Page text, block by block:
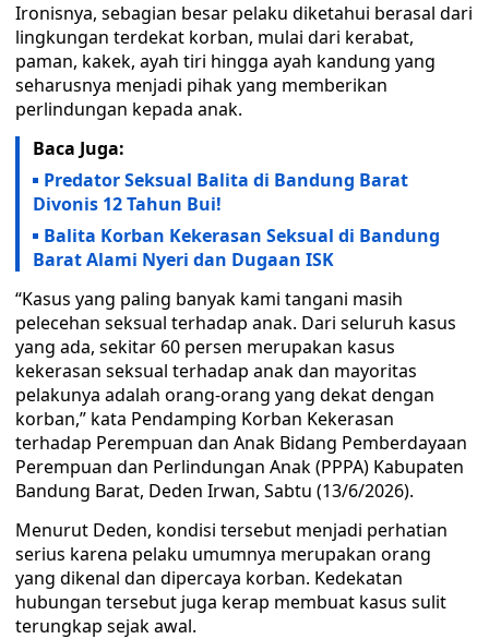
Ironisnya, sebagian besar pelaku diketahui berasal dari
lingkungan terdekat korban, mulai dari kerabat,
paman, kakek, ayah tiri hingga ayah kandung yang
seharusnya menjadi pihak yang memberikan
perlindungan kepada anak.
Baca Juga:
Predator Seksual Balita di Bandung Barat
Divonis 12 Tahun Bui!
Balita Korban Kekerasan Seksual di Bandung
Barat Alami Nyeri dan Dugaan ISK
“Kasus yang paling banyak kami tangani masih
pelecehan seksual terhadap anak. Dari seluruh kasus
yang ada, sekitar 60 persen merupakan kasus
kekerasan seksual terhadap anak dan mayoritas
pelakunya adalah orang-orang yang dekat dengan
korban,” kata Pendamping Korban Kekerasan
terhadap Perempuan dan Anak Bidang Pemberdayaan
Perempuan dan Perlindungan Anak (PPPA) Kabupaten
Bandung Barat, Deden Irwan, Sabtu (13/6/2026).
Menurut Deden, kondisi tersebut menjadi perhatian
serius karena pelaku umumnya merupakan orang
yang dikenal dan dipercaya korban. Kedekatan
hubungan tersebut juga kerap membuat kasus sulit
terungkap sejak awal.